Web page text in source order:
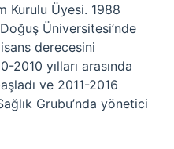
Kurulu Üyesi. 1988
Üniversitesi’nde
derecesini
2010 yılları arasında
ve 2011-2016
Grubu’nda yönetici